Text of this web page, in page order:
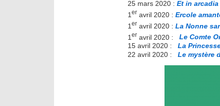
25 mars 2020 : Et in
1 er avril 2020 : Ercole
1 er avril 2020 : La Nonne
1 er avril 2020 :
Le Comte
15 avril 2020 : La
22 avril 2020 : Le mystère